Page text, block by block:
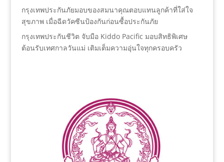
กรุงเทพประกันภัยมอบของสมนาคุณตอบแทนลูกค้าที่ใส่ใจ
สุขภาพ เมื่อฉีดวัคซีนป้องกันก่อนซื้อประกันภัย
กรุงเทพประกันชีวิต จับมือ Kiddo Pacific มอบสิทธิพิเศษ
ต้อนรับเทศกาลวันแม่ เติมเต็มความอุ่นใจทุกครอบครัว